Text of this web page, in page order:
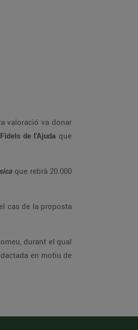
valoració va donar
de l’Ajuda que
que rebrà 20.000
cas de la proposta
durant el qual
en motiu de